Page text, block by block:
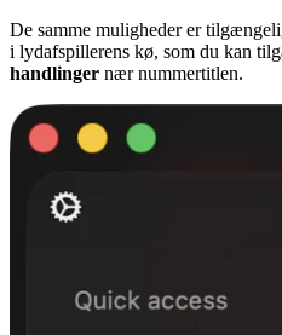
De samme muligheder er
i lydafspillerens kø, som du kan
handlinger nær nummertitlen.